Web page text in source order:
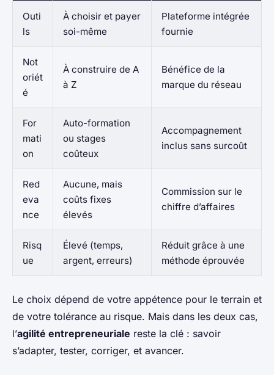
Outi
ls
À choisir et payer
soi-même
Plateforme intégrée
fournie
Not
oriét
é
À construire de A
à Z
Bénéfice de la
marque du réseau
For
mati
on
Auto-formation
ou stages
coûteux
Accompagnement
inclus sans surcoût
Red
eva
nce
Aucune, mais
coûts fixes
élevés
Commission sur le
chiffre d’affaires
Risq
ue
Élevé (temps,
argent, erreurs)
Réduit grâce à une
méthode éprouvée
Le choix dépend de votre appétence pour le terrain et
de votre tolérance au risque. Mais dans les deux cas,
l’agilité entrepreneuriale reste la clé : savoir
s’adapter, tester, corriger, et avancer.